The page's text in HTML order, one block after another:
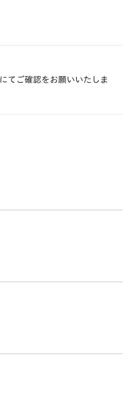
にてご確認をお願いいたしま